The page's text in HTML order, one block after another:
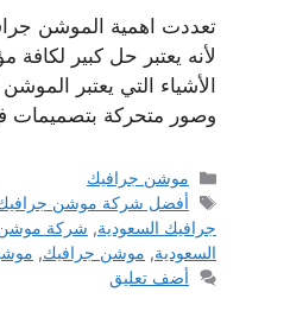
تعددت اهمية الموشن
لأنه يعتبر حل كبير
الأشياء التي يعتبر
وصور متحركة بتصميمات
التصنيفات
موشن جرافيك
الوسوم
أفضل شركة موشن جرافيك
جرافيك السعودية, شركة موشن
السعودية, موشن جرافيك,
أضف تعليق